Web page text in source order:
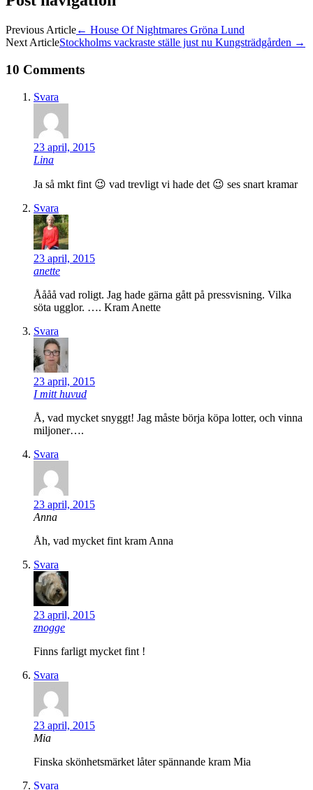
Previous Article← House Of Nightmares Gröna Lund
Next ArticleStockholms vackraste ställe just nu Kungsträdgården →
10 Comments
Svara
23 april, 2015
Lina
Ja så mkt fint 😉 vad trevligt vi hade det 😉 ses snart kramar
Svara
23 april, 2015
anette
Åååå vad roligt. Jag hade gärna gått på pressvisning. Vilka
söta ugglor. …. Kram Anette
Svara
23 april, 2015
I mitt huvud
Å, vad mycket snyggt! Jag måste börja köpa lotter, och vinna
miljoner….
Svara
23 april, 2015
Anna
Åh, vad mycket fint kram Anna
Svara
23 april, 2015
znogge
Finns farligt mycket fint !
Svara
23 april, 2015
Mia
Finska skönhetsmärket låter spännande kram Mia
Svara